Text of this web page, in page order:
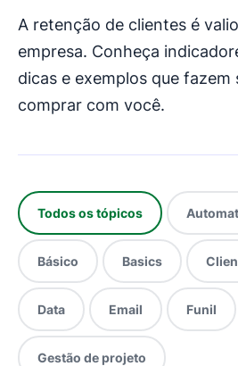
A retenção de clientes é
empresa. Conheça
dicas e exemplos que fazem
comprar com você.
Todos os tópicos
Básico Basics
Data Email Funil
Gestão de projeto